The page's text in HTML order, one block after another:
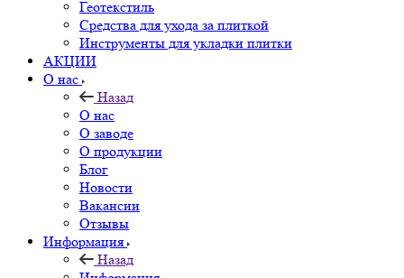
Геотекстиль
Средства для ухода за плиткой
Инструменты для укладки плитки
АКЦИИ
О нас
Назад
О нас
О заводе
О продукции
Блог
Новости
Вакансии
Отзывы
Информация
Назад